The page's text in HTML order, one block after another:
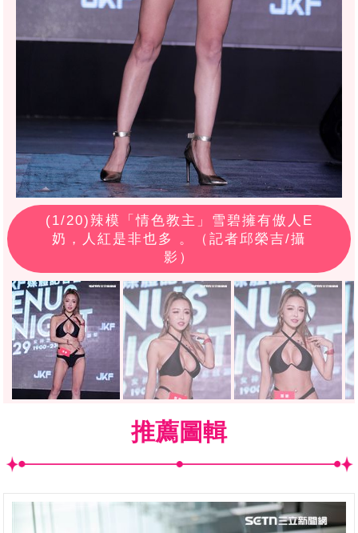
(1/20)辣模「情色教主」雪碧擁有傲人E
奶，人紅是非也多 。（記者邱榮吉/攝
影）
推薦圖輯